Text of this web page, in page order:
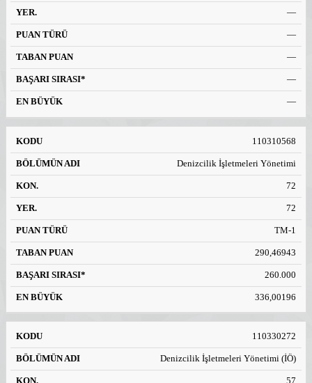
—
—
—
—
—
110310568
Denizcilik İşletmeleri Yönetimi
72
72
TM-1
290,46943
260.000
336,00196
110330272
Denizcilik İşletmeleri Yönetimi (İÖ)
57